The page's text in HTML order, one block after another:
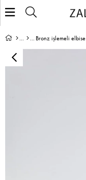
Bronz işlemeli elbise